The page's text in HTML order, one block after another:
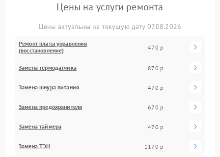
Цены на услуги ремонта
Цены актуальны на текущую дату 07.08.2026
Ремонт платы управления
(восстановление)
470 р
Замена термодатчика 870 р
Замена шнура питания 470 р
Замена предохранителя 670 р
Замена таймера 470 р
Замена ТЭН 1170 р